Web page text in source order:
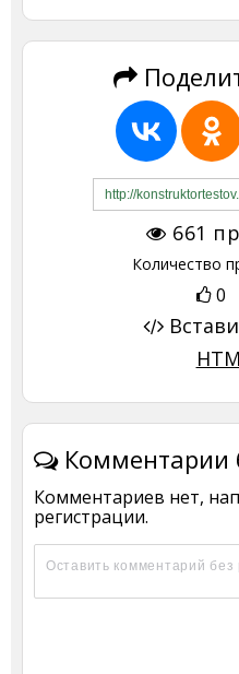
661
Количество
0
Комментарии
Комментариев нет,
регистрации.